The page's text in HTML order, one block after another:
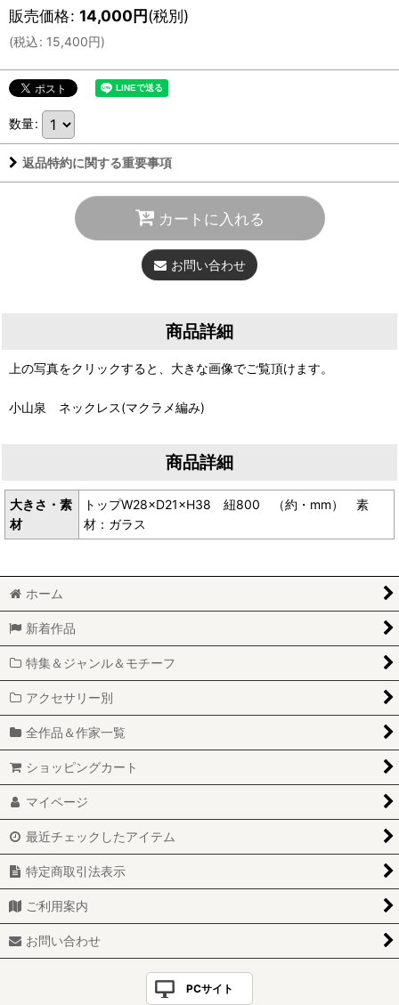
販売価格: 14,000円(税別)
(税込: 15,400円)
数量:
返品特約に関する重要事項
カートに入れる
お問い合わせ
商品詳細
上の写真をクリックすると、大きな画像でご覧頂けます。
小山泉 ネックレス(マクラメ編み)
商品詳細
大きさ・素
材
トップW28×D21×H38 紐800 （約・mm） 素
材：ガラス
ホーム
新着作品
特集＆ジャンル＆モチーフ
アクセサリー別
全作品＆作家一覧
ショッピングカート
マイページ
最近チェックしたアイテム
特定商取引法表示
ご利用案内
お問い合わせ
PCサイト